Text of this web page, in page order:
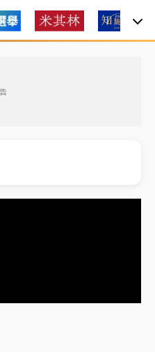
槓桿完成逾半 波動率降
件災情 侯友宜揭這類災